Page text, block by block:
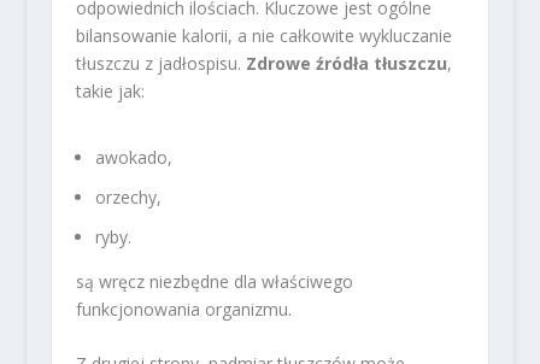
odpowiednich ilościach. Kluczowe jest ogólne
bilansowanie kalorii, a nie całkowite wykluczanie
tłuszczu z jadłospisu. Zdrowe źródła tłuszczu,
takie jak:
awokado,
orzechy,
ryby.
są wręcz niezbędne dla właściwego
funkcjonowania organizmu.